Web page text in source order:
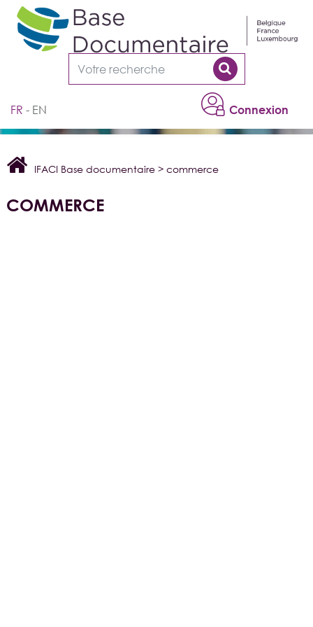
Connexion
FR EN
IFACI Base documentaire > commerce
COMMERCE
Cookies management panel